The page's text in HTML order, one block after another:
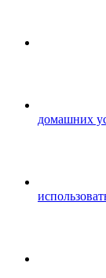
домашних